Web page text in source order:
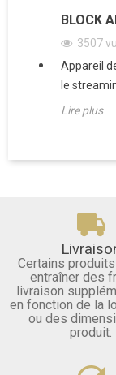
BLOCK
3507
Appareil
le
Lire plus
Certains
entraîner des
livraison
en fonction de la
ou des
produit.